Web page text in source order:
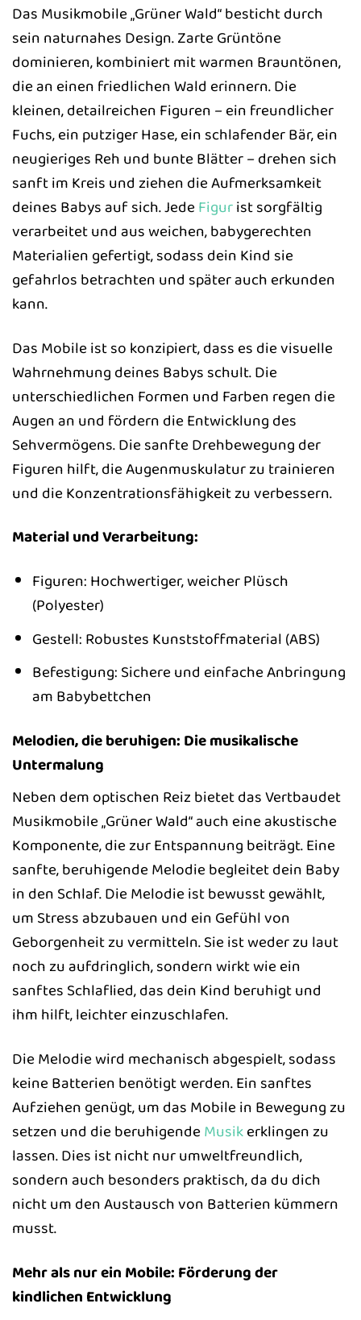
Das Musikmobile „Grüner Wald“ besticht durch
sein naturnahes Design. Zarte Grüntöne
dominieren, kombiniert mit warmen Brauntönen,
die an einen friedlichen Wald erinnern. Die
kleinen, detailreichen Figuren – ein freundlicher
Fuchs, ein putziger Hase, ein schlafender Bär, ein
neugieriges Reh und bunte Blätter – drehen sich
sanft im Kreis und ziehen die Aufmerksamkeit
deines Babys auf sich. JedeFigurist sorgfältig
verarbeitet und aus weichen, babygerechten
Materialien gefertigt, sodass dein Kind sie
gefahrlos betrachten und später auch erkunden
kann.
Das Mobile ist so konzipiert, dass es die visuelle
Wahrnehmung deines Babys schult. Die
unterschiedlichen Formen und Farben regen die
Augen an und fördern die Entwicklung des
Sehvermögens. Die sanfte Drehbewegung der
Figuren hilft, die Augenmuskulatur zu trainieren
und die Konzentrationsfähigkeit zu verbessern.
Material und Verarbeitung:
Figuren: Hochwertiger, weicher Plüsch
(Polyester)
Gestell: Robustes Kunststoffmaterial (ABS)
Befestigung: Sichere und einfache Anbringung
am Babybettchen
Melodien, die beruhigen: Die musikalische
Untermalung
Neben dem optischen Reiz bietet das Vertbaudet
Musikmobile „Grüner Wald“ auch eine akustische
Komponente, die zur Entspannung beiträgt. Eine
sanfte, beruhigende Melodie begleitet dein Baby
in den Schlaf. Die Melodie ist bewusst gewählt,
um Stress abzubauen und ein Gefühl von
Geborgenheit zu vermitteln. Sie ist weder zu laut
noch zu aufdringlich, sondern wirkt wie ein
sanftes Schlaflied, das dein Kind beruhigt und
ihm hilft, leichter einzuschlafen.
Die Melodie wird mechanisch abgespielt, sodass
keine Batterien benötigt werden. Ein sanftes
Aufziehen genügt, um das Mobile in Bewegung zu
setzen und die beruhigendeMusikerklingen zu
lassen. Dies ist nicht nur umweltfreundlich,
sondern auch besonders praktisch, da du dich
nicht um den Austausch von Batterien kümmern
musst.
Mehr als nur ein Mobile: Förderung der
kindlichen Entwicklung